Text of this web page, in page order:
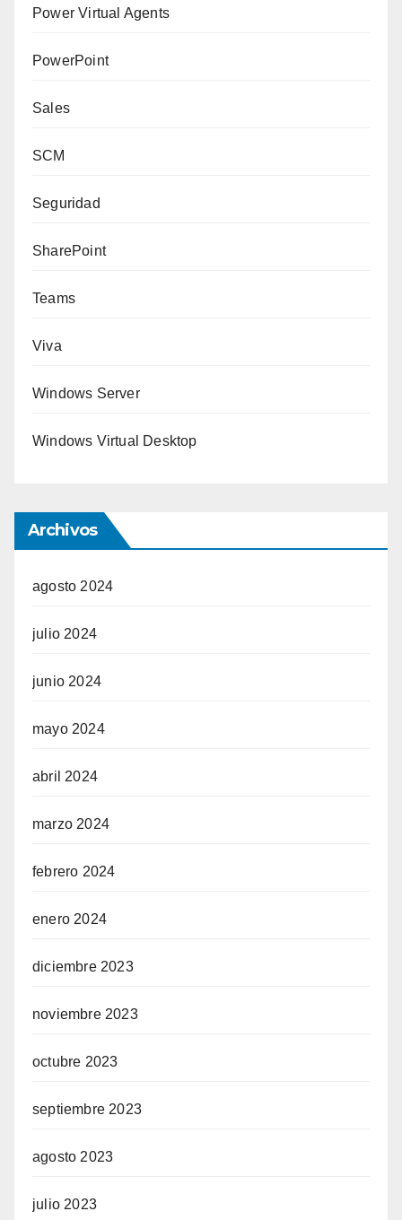
Power Virtual Agents
PowerPoint
Sales
SCM
Seguridad
SharePoint
Teams
Viva
Windows Server
Windows Virtual Desktop
Archivos
agosto 2024
julio 2024
junio 2024
mayo 2024
abril 2024
marzo 2024
febrero 2024
enero 2024
diciembre 2023
noviembre 2023
octubre 2023
septiembre 2023
agosto 2023
julio 2023